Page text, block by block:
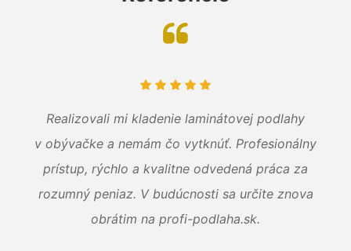
Realizovali mi kladenie laminátovej podlahy
v obývačke a nemám čo vytknúť. Profesionálny
prístup, rýchlo a kvalitne odvedená práca za
rozumný peniaz. V budúcnosti sa určite znova
obrátim na profi-podlaha.sk.